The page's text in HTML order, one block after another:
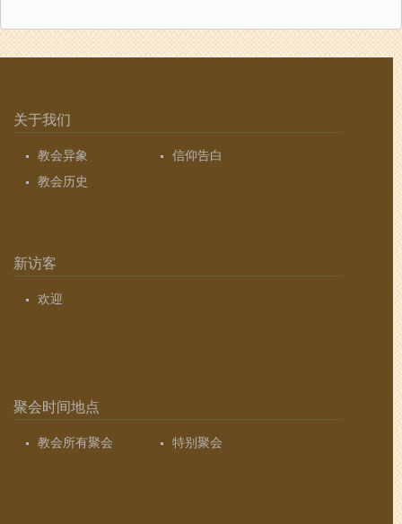
关于我们
教会异象
信仰告白
教会历史
新访客
欢迎
聚会时间地点
教会所有聚会 特别聚会